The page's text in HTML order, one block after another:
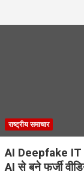
राष्ट्रीय समाचार
AI Deepfake
AI से बने फर्जी